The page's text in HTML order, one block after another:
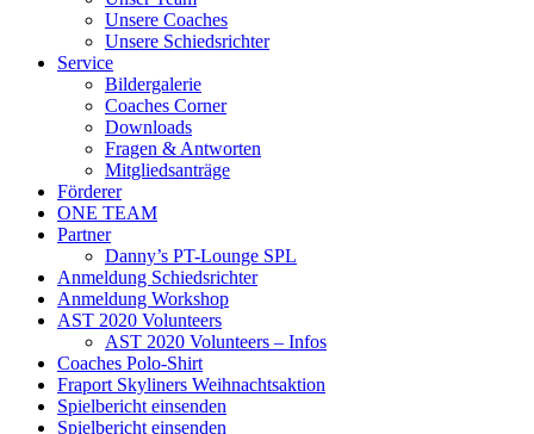
Unsere Coaches
Unsere Schiedsrichter
Service
Bildergalerie
Coaches Corner
Downloads
Fragen & Antworten
Mitgliedsanträge
Förderer
ONE TEAM
Partner
Danny’s PT-Lounge SPL
Anmeldung Schiedsrichter
Anmeldung Workshop
AST 2020 Volunteers
AST 2020 Volunteers – Infos
Coaches Polo-Shirt
Fraport Skyliners Weihnachtsaktion
Spielbericht einsenden
Spielbericht einsenden